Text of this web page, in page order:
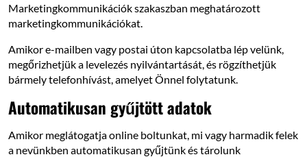
Marketingkommunikációk szakaszban meghatározott
marketingkommunikációkat.
Amikor e-mailben vagy postai úton kapcsolatba lép velünk,
megőrizhetjük a levelezés nyilvántartását, és rögzíthetjük
bármely telefonhívást, amelyet Önnel folytatunk.
Automatikusan gyűjtött adatok
Amikor meglátogatja online boltunkat, mi vagy harmadik felek
a nevünkben automatikusan gyűjtünk és tárolunk